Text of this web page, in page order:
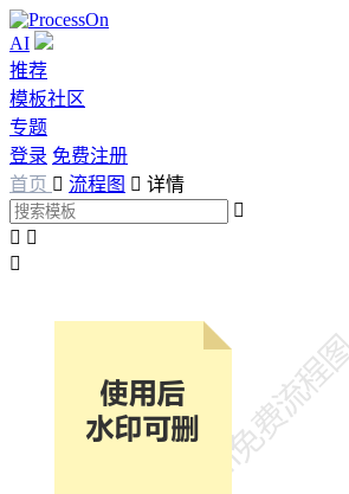
AI
推荐
模板社区
专题
登录 免费注册
首页  流程图  详情

 
